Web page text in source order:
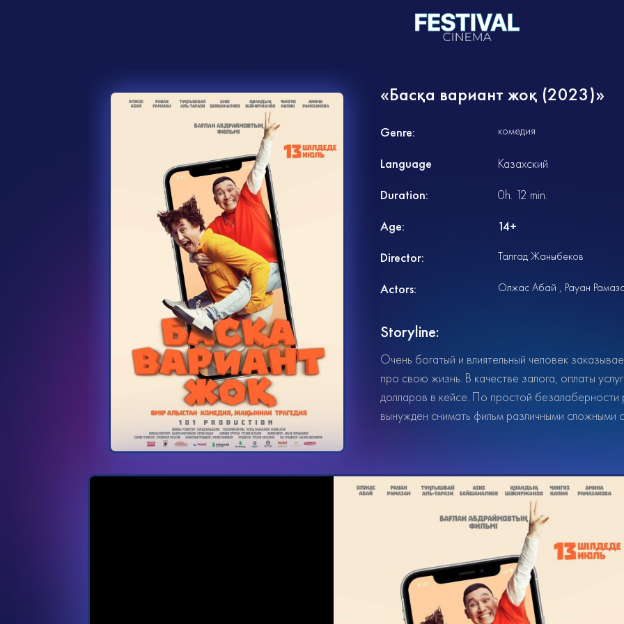
«Басқа вариант жоқ (2023)»
Genre: комедия
Language
Казахский
Duration:
0h. 12 min.
Age:
14+
Director:
Талгад Жаныбеков
Actors: Олжас Абай Рауан
Storyline:
Очень богатый и влиятельный человек
про свою жизнь. В качестве залога, оплаты
долларов в кейсе. По простой безалаберности
вынужден снимать фильм различными сложными